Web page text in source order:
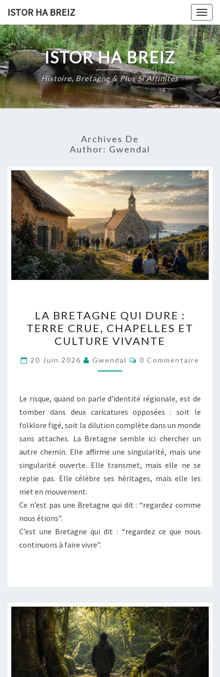
content
ISTOR HA BREIZ
ISTOR HA BREIZ
Histoire, Bretagne & Plus Si Affinités
Archives De
Author: Gwendal
BRETAGNE
QUI
DURE
:
TERRE
CHAPELLES
ET
CULTURE
VIVANTE
LA BRETAGNE QUI DURE :
TERRE CRUE, CHAPELLES ET
CULTURE VIVANTE
20 Juin 2026 Gwendal Commentaires
0 Commentaire
Le risque, quand on parle d’identité régionale, est de
tomber dans deux caricatures opposées : soit le
folklore figé, soit la dilution complète dans un monde
sans attaches. La Bretagne semble ici chercher un
autre chemin. Elle affirme une singularité, mais une
singularité ouverte. Elle transmet, mais elle ne se
replie pas. Elle célèbre ses héritages, mais elle les
met en mouvement.
Ce n’est pas une Bretagne qui dit : “regardez comme
nous étions”.
C’est une Bretagne qui dit : “regardez ce que nous
continuons à faire vivre”.